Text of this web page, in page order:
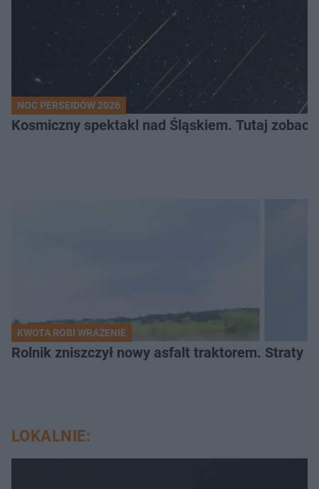
NOC PERSEIDÓW 2026
Kosmiczny spektakl nad Śląskiem. Tutaj
KWOTA ROBI WRAŻENIE
Rolnik zniszczył nowy asfalt traktorem. Straty
LOKALNIE: